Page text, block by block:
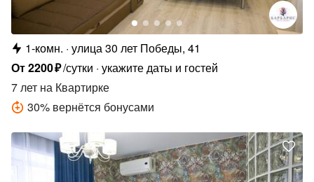
1-комн. улица 30 лет Победы, 41
От2200₽/сутки укажите даты и гостей
7 лет на Квартирке
30% вернётся бонусами